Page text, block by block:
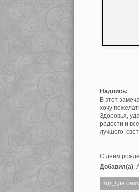
Надпись:
В этот
хочу
Здоровья,
радости и
лучшего,
С днем
Добавил(а):
Код для